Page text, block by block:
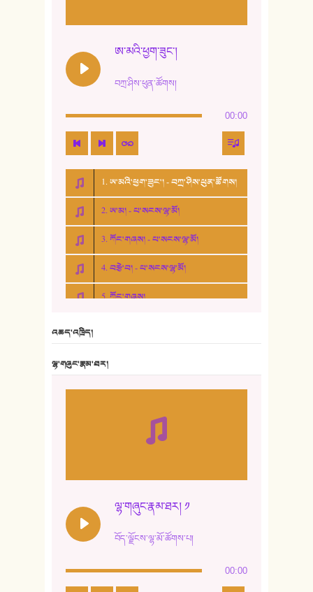
ཨ་མའི་ཕྱག་ཟུང་།
བཀྲ་ཤིས་ཕུན་ཚོགས།
00:00
1. ཨ་མའི་ཕྱག་ཟུང་། - བཀྲ་ཤིས་ཕུན་ཚོགས།
2. ཨ་མ། - པ་སངས་ལྷ་མོ།
3. ཀོང་གཞས། - པ་སངས་ལྷ་མོ།
4. བརྩེ་བ། - པ་སངས་ལྷ་མོ།
5. ཀོང་གཞས།
10. ཆང་གཞས། ༣
15. ཤམ་པ་ལ་ཡི་སྲས་མོ།
འཆད་འཁྲིད།
ལྷ་གཞུང་རྣམ་ཐར།
ལྷ་གཞུང་རྣམ་ཐར། ༡
བོད་ལྗོངས་ལྷ་མོ་ཚོགས་པ།
00:00